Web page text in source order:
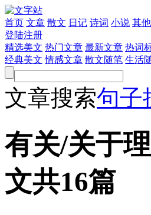
首页 文章 散文 日记 诗词 小说 其他
登陆注册
精选美文 热门文章 最新文章 热词
经典美文 情感文章 散文随笔 生活
文章搜索句子
有关/关于
文共16篇